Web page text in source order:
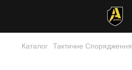
Каталог Тактичне Спорядження